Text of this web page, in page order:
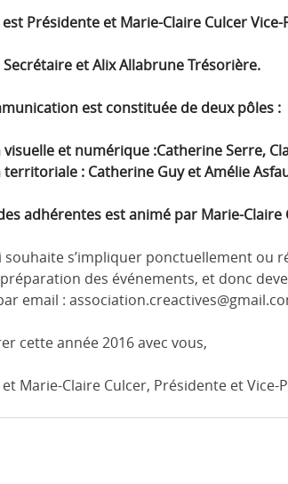
Présidente et Marie-Claire Culcer
et Alix Allabrune Trésorière.
est constituée de deux pôles :
et numérique :Catherine Serre,
: Catherine Guy et Amélie
adhérentes est animé par Marie-
s’impliquer ponctuellement ou
des événements, et donc
email :
cette année 2016 avec vous,
Marie-Claire Culcer, Présidente et Vice-